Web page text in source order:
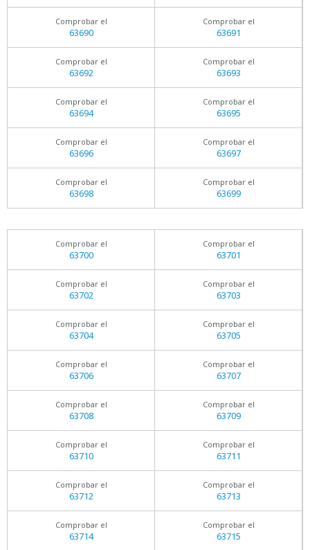
Comprobar el
63690
Comprobar el
63691
Comprobar el
63692
Comprobar el
63693
Comprobar el
63694
Comprobar el
63695
Comprobar el
63696
Comprobar el
63697
Comprobar el
63698
Comprobar el
63699
Comprobar el
63700
Comprobar el
63701
Comprobar el
63702
Comprobar el
63703
Comprobar el
63704
Comprobar el
63705
Comprobar el
63706
Comprobar el
63707
Comprobar el
63708
Comprobar el
63709
Comprobar el
63710
Comprobar el
63711
Comprobar el
63712
Comprobar el
63713
Comprobar el
63714
Comprobar el
63715